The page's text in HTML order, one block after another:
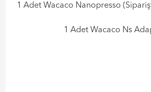
1 Adet Wacaco Nanopresso
1 Adet Wacaco Ns